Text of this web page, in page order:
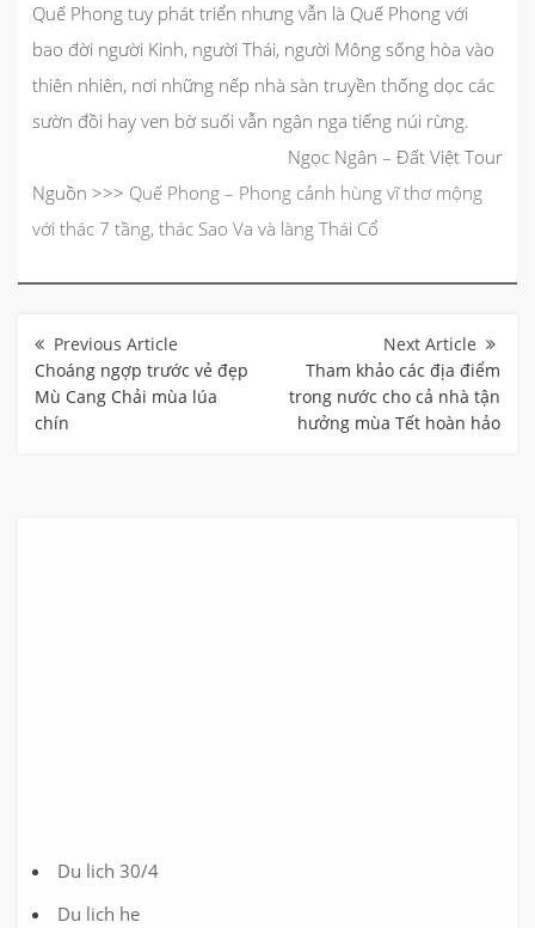
Quế Phong tuy phát triển nhưng vẫn là Quế Phong với
bao đời người Kinh, người Thái, người Mông sống hòa vào
thiên nhiên, nơi những nếp nhà sàn truyền thống dọc các
sườn đồi hay ven bờ suối vẫn ngân nga tiếng núi rừng.
Ngọc Ngân – Đất Việt Tour
Nguồn >>> Quế Phong – Phong cảnh hùng vĩ thơ mộng
với thác 7 tầng, thác Sao Va và làng Thái Cổ
hướng
bài
viết
Choáng ngợp trước vẻ đẹp
Mù Cang Chải mùa lúa
chín
Tham khảo các địa điểm
trong nước cho cả nhà tận
hưởng mùa Tết hoàn hảo
Du lich 30/4
Du lich he